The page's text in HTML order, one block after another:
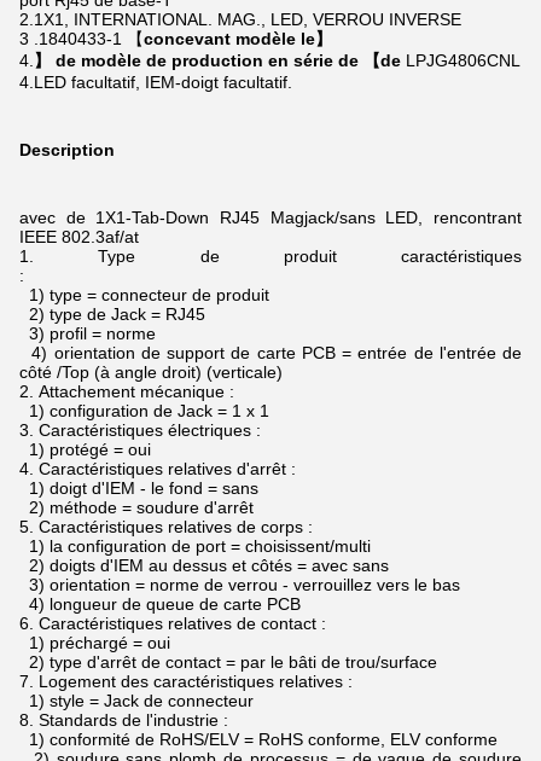
2.1X1, INTERNATIONAL. MAG., LED, VERROU INVERSE
3 .1840433-1 【concevant modèle le】
4. 】 de modèle de production en série de 【de LPJG4806CNL
4.LED facultatif, IEM-doigt facultatif.
Description
avec de 1X1-Tab-Down RJ45 Magjack/sans LED, rencontrant
IEEE 802.3af/at
1.Type de produit caractéristiques
:
1) type = connecteur de produit
2) type de Jack = RJ45
3) profil = norme
4) orientation de support de carte PCB = entrée de l'entrée de
côté /Top (à angle droit) (verticale)
2. Attachement mécanique :
1) configuration de Jack = 1 x 1
3. Caractéristiques électriques :
1) protégé = oui
4. Caractéristiques relatives d'arrêt :
1) doigt d'IEM - le fond = sans
2) méthode = soudure d'arrêt
5. Caractéristiques relatives de corps :
1) la configuration de port = choisissent/multi
2) doigts d'IEM au dessus et côtés = avec sans
3) orientation = norme de verrou - verrouillez vers le bas
4) longueur de queue de carte PCB
6. Caractéristiques relatives de contact :
1) préchargé = oui
2) type d'arrêt de contact = par le bâti de trou/surface
7. Logement des caractéristiques relatives :
1) style = Jack de connecteur
8. Standards de l'industrie :
1) conformité de RoHS/ELV = RoHS conforme, ELV conforme